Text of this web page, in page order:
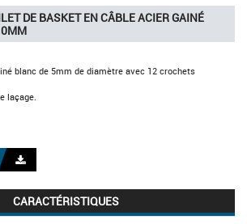
DE BASKET EN CÂBLE ACIER GAINÉ
blanc de 5mm de diamètre avec 12 crochets
laçage.
CARACTÉRISTIQUES